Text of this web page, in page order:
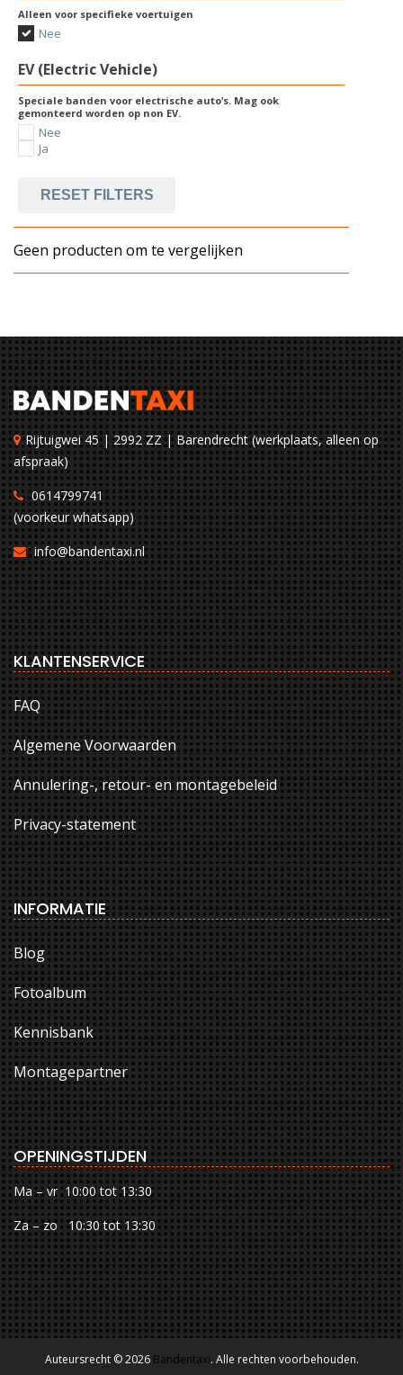
Alleen voor specifieke voertuigen
Nee
EV (Electric Vehicle)
Speciale banden voor electrische auto’s. Mag ook
gemonteerd worden op non EV.
Nee
Ja
RESET FILTERS
Geen producten om te vergelijken
Rijtuigwei 45 | 2992 ZZ | Barendrecht (werkplaats, alleen op
afspraak)
0614799741
(voorkeur whatsapp)
info@bandentaxi.nl
KLANTENSERVICE
FAQ
Algemene Voorwaarden
Annulering-, retour- en montagebeleid
Privacy-statement
INFORMATIE
Blog
Fotoalbum
Kennisbank
Montagepartner
OPENINGSTIJDEN
Ma – vr 10:00 tot 13:30
Za – zo 10:30 tot 13:30
Auteursrecht © 2026 Bandentaxi. Alle rechten voorbehouden.